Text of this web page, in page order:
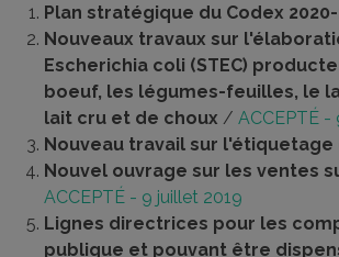
Plan stratégique du Codex 2020-
Nouveaux travaux sur
Escherichia coli (STEC)
boeuf, les légumes-feuilles, le
lait cru et de choux / ACCEPTÉ -
Nouveau travail sur
Nouvel ouvrage sur les ventes
ACCEPTÉ - 9 juillet 2019
Lignes directrices pour les
publique et pouvant être